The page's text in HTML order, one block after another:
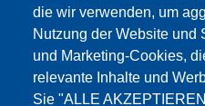
die wir verwenden, um
Nutzung der Website und
und Marketing-Cookies,
relevante Inhalte und
Sie "ALLE
Dieser Inhalt ist
Cookies nicht
NUR DIE